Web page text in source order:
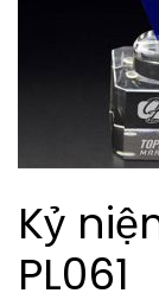
Kỷ
PL061